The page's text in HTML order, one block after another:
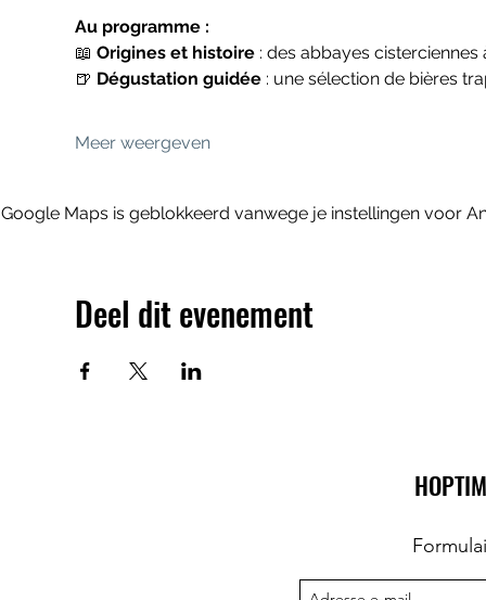
Au programme :
📖 Origines et histoire : des abbayes cisterciennes
🍺 Dégustation guidée : une sélection de bières
Meer weergeven
Google Maps is geblokkeerd vanwege je instellingen voor
Deel dit evenement